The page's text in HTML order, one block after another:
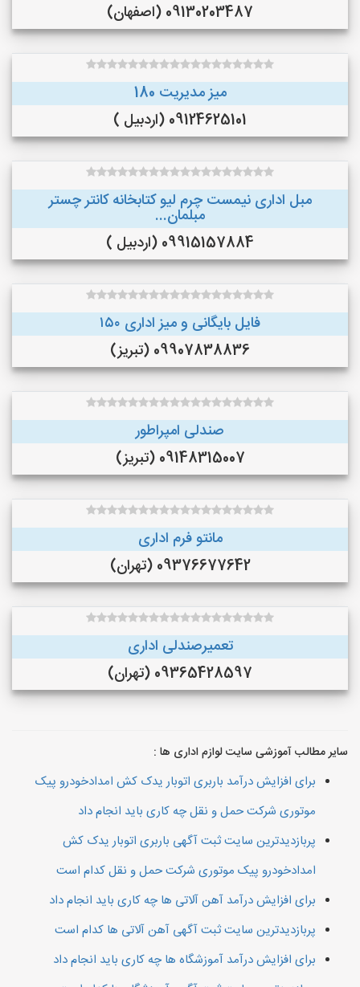
09130203487 (اصفهان)
میز مدیریت 180
09124625101 (اردبیل )
مبل اداری نیمست چرم لیو کتابخانه کانتر چستر
مبلمان...
09915157884 (اردبیل )
فایل بایگانی و میز اداری ۱۵۰
09907838836 (تبریز)
صندلی امپراطور
09148315007 (تبریز)
مانتو فرم اداری
09376677642 (تهران)
تعمیرصندلی اداری
09365428597 (تهران)
سایر مطالب آموزشی سایت لوازم اداری ها :
برای افزایش درآمد باربری اتوبار یدک کش امدادخودرو پیک
موتوری شرکت حمل و نقل چه کاری باید انجام داد
پربازدیدترین سایت ثبت آگهی باربری اتوبار یدک کش
امدادخودرو پیک موتوری شرکت حمل و نقل کدام است
برای افزایش درآمد آهن آلاتی ها چه کاری باید انجام داد
پربازدیدترین سایت ثبت آگهی آهن آلاتی ها کدام است
برای افزایش درآمد آموزشگاه ها چه کاری باید انجام داد